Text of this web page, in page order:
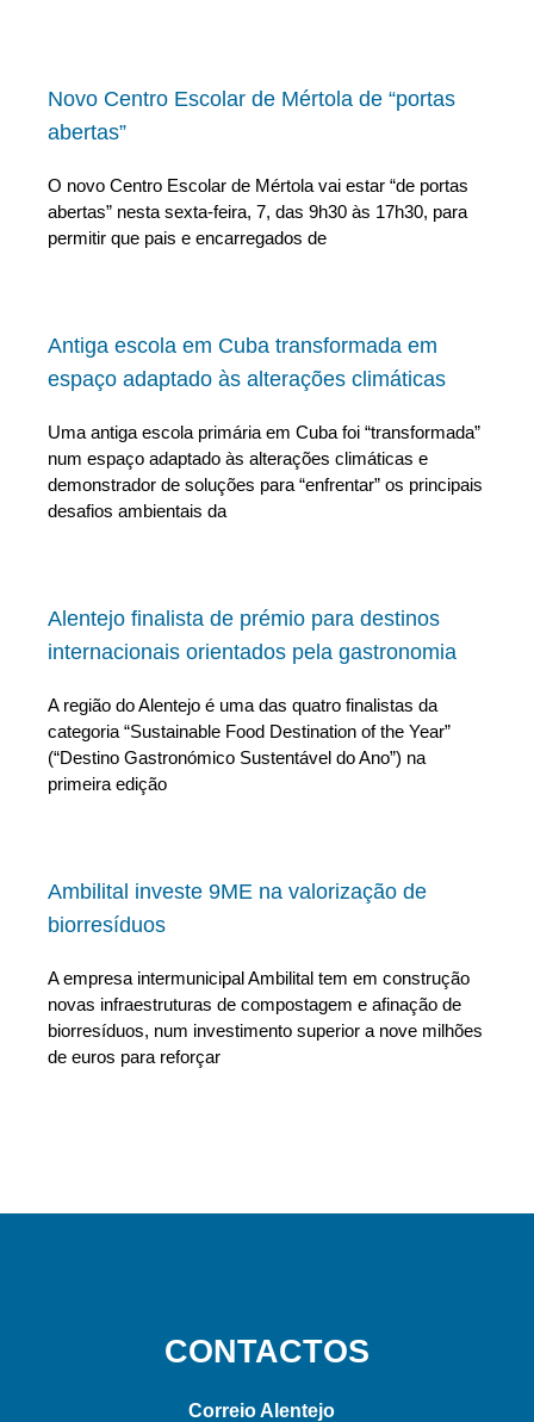
Novo Centro Escolar de Mértola de “portas
abertas”
O novo Centro Escolar de Mértola vai estar “de portas
abertas” nesta sexta-feira, 7, das 9h30 às 17h30, para
permitir que pais e encarregados de
Antiga escola em Cuba transformada em
espaço adaptado às alterações climáticas
Uma antiga escola primária em Cuba foi “transformada”
num espaço adaptado às alterações climáticas e
demonstrador de soluções para “enfrentar” os principais
desafios ambientais da
Alentejo finalista de prémio para destinos
internacionais orientados pela gastronomia
A região do Alentejo é uma das quatro finalistas da
categoria “Sustainable Food Destination of the Year”
(“Destino Gastronómico Sustentável do Ano”) na
primeira edição
Ambilital investe 9ME na valorização de
biorresíduos
A empresa intermunicipal Ambilital tem em construção
novas infraestruturas de compostagem e afinação de
biorresíduos, num investimento superior a nove milhões
de euros para reforçar
CONTACTOS
Correio Alentejo